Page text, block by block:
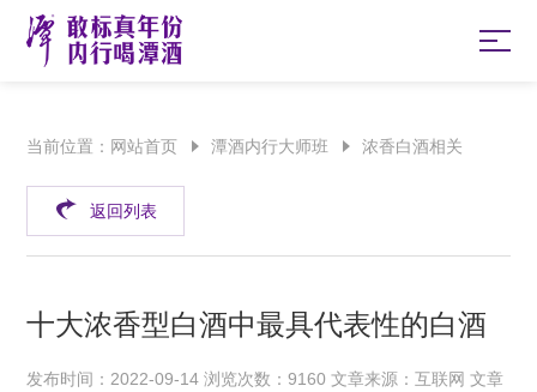
当前位置： 网站首页 潭酒内行大师班 浓香白酒相关
返回列表
十大浓香型白酒中最具代表性的白酒
发布时间：2022-09-14 浏览次数：9160 文章来源：互联网 文章